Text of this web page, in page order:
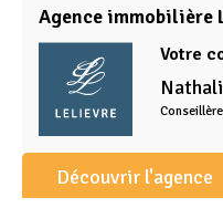
Agence immobilière
Votre
Découvrir l'agence